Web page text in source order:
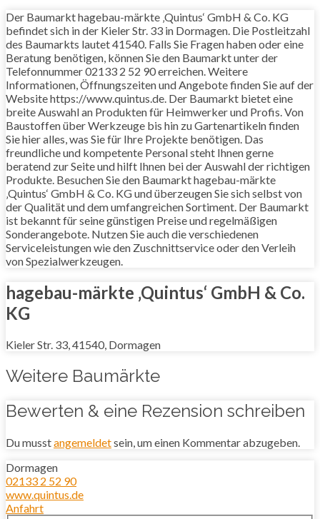
Der Baumarkt hagebau-märkte ‚Quintus‘ GmbH & Co. KG
befindet sich in der Kieler Str. 33 in Dormagen. Die Postleitzahl
des Baumarkts lautet 41540. Falls Sie Fragen haben oder eine
Beratung benötigen, können Sie den Baumarkt unter der
Telefonnummer 02133 2 52 90 erreichen. Weitere
Informationen, Öffnungszeiten und Angebote finden Sie auf der
Website https://www.quintus.de. Der Baumarkt bietet eine
breite Auswahl an Produkten für Heimwerker und Profis. Von
Baustoffen über Werkzeuge bis hin zu Gartenartikeln finden
Sie hier alles, was Sie für Ihre Projekte benötigen. Das
freundliche und kompetente Personal steht Ihnen gerne
beratend zur Seite und hilft Ihnen bei der Auswahl der richtigen
Produkte. Besuchen Sie den Baumarkt hagebau-märkte
‚Quintus‘ GmbH & Co. KG und überzeugen Sie sich selbst von
der Qualität und dem umfangreichen Sortiment. Der Baumarkt
ist bekannt für seine günstigen Preise und regelmäßigen
Sonderangebote. Nutzen Sie auch die verschiedenen
Serviceleistungen wie den Zuschnittservice oder den Verleih
von Spezialwerkzeugen.
hagebau-märkte ‚Quintus‘ GmbH & Co.
KG
Kieler Str. 33, 41540, Dormagen
Weitere Baumärkte
Bewerten & eine Rezension schreiben
Du musstangemeldetsein, um einen Kommentar abzugeben.
Dormagen
02133 2 52 90
www.quintus.de
Anfahrt